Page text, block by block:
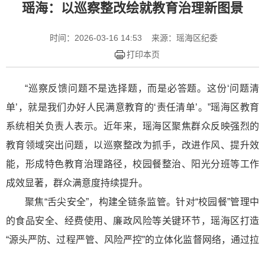
瑶海：以巡察整改绘就教育治理新图景
时间：2026-03-16 14:53
来源：瑶海区纪委
打印本页
“巡察反馈问题不是选择题，而是必答题。这份‘问题清
单’，就是我们办好人民满意教育的‘责任清单’。”瑶海区教育
系统相关负责人表示。近年来，瑶海区聚焦群众反映强烈的
教育领域突出问题，以巡察整改为抓手，改进作风、提升效
能，形成特色教育治理路径，校园餐整治、阳光分班等工作
成效显著，群众满意度持续提升。
聚焦“舌尖安全”，构建全链条监管。针对“校园餐”管理中
的食品安全、经费使用、廉政风险等关键环节，瑶海区打造
“源头严防、过程严管、风险严控”的立体化监督网络，通过拉